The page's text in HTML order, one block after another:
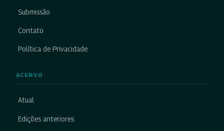
Submissão
Contato
Política de Privacidade
ACERVO
Atual
Edições anteriores